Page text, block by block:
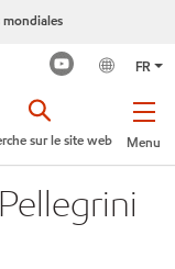
FR
Menu
sur le site web